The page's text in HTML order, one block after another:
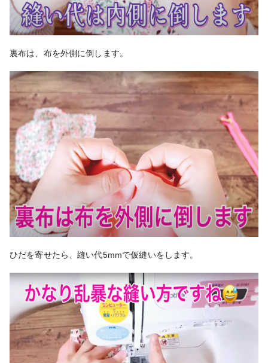
裏布は、布を外側に倒します。
ひだを寄せたら、縫い代5mmで仮縫いをします。